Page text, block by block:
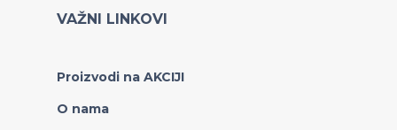
VAŽNI LINKOVI
Proizvodi na AKCIJI
O nama